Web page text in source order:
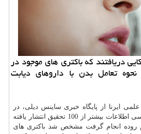
دریافتند كه باكتری های موجود در
تعامل بدن با داروهای دیابت
ایرنا از پایگاه خبری ساینس دیلی، در
این تحقیقات كه با بررسی اطلاعات بیشتر از 100 تحقیق انتشار یافته
روده انجام گرفت مشخص شد باكتری های